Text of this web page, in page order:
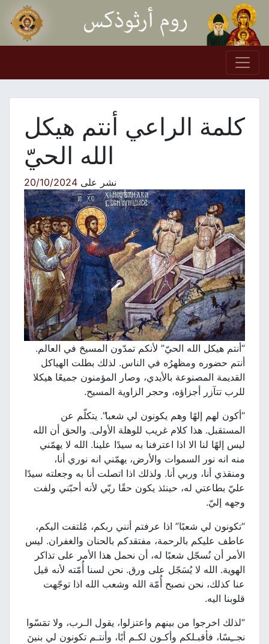
Skip to content
Main Navigation
كلمة الراعي أنتم هيكل
الله الحيّ
نشر على20/10/2024
“أنتم هيكل الله الحيّ” لأنكم تمدّون المسيحَ في العالم.
أنتم حضوره ومظهرُه في الناس. لذلك بطلت الهياكل
القديمة المصنوعة بالأيدي، وصار المؤمنون جميعًا هيكلا
للرب تتآزر أجزاؤه، وحجر الزاوية المسيح.
“أكون لهم إلهًا وهم يكونون لي شعبا”. يتكلّم عن
المستقبل. هذا كلام غريب للوهلة الأولى. والحق أن الله
ليس إلهًا لنا الا اذا اعترفنا به سيدًا علينا. الله لا يهمّني
منه انه نور السموات والأرض، يهمّني انه نوري أنا،
ومنقذي أنا، وربي أنا. ولذلك اذا اتصلت أنا به وجعلته سيدًا
عليّ بطاعتي له، حينئذ يكون حقًا ربّي لأنه أحبّني ولفت
وجهه إليّ.
“تكونون لي شعبًا” اذا عرفتم أنني ربكم، مُلتفت اليكم،
عاطف عليكم بالرحمة، مفتقدكم بالحنان والغفران. ليس
الأمر أن نُسجّل شعبًا له، أن نحمل هذا الأمر على تذاكر
الهوية. الله لا يُسَجّل على ورق. نحن لسنا أُمّته لأنه قيل
عنا كذلك، نحن نصبح أُمّة الله وشعب الله اذا توجّهت
قلوبنا اليه.
“لذلك اخرجوا من بينهم واعتزلوا، يقول الـرب، ولا تمَسّوا
نجــِسًا، فأقبـلكم وأكـون لكـم أبًا، وأنتـم تكونون لي بنينَ